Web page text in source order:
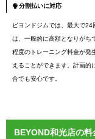
分割払いに対応
ビヨンドジムでは、最大で
は、一般的に高額となりがち
程度のトレーニング料金が発
えることができます。計画的
合でも安心です。
BEYOND和光店の料